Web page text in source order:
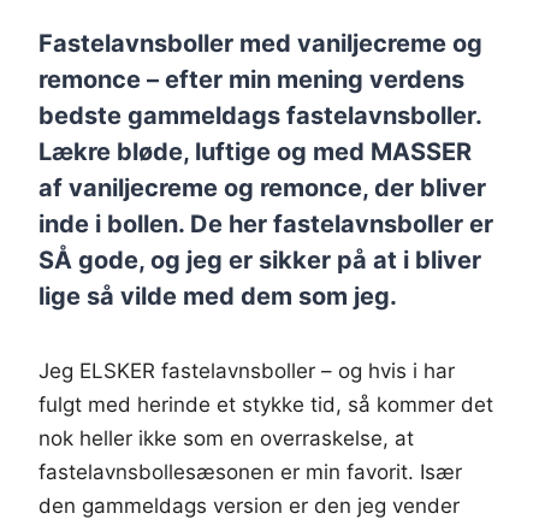
Fastelavnsboller med vaniljecreme og
remonce – efter min mening verdens
bedste gammeldags fastelavnsboller.
Lækre bløde, luftige og med MASSER
af vaniljecreme og remonce, der bliver
inde i bollen. De her fastelavnsboller er
SÅ gode, og jeg er sikker på at i bliver
lige så vilde med dem som jeg.
Jeg ELSKER fastelavnsboller – og hvis i har
fulgt med herinde et stykke tid, så kommer det
nok heller ikke som en overraskelse, at
fastelavnsbollesæsonen er min favorit. Især
den gammeldags version er den jeg vender